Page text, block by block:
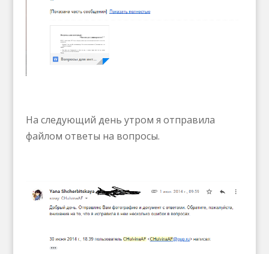
На следующий день утром я отправила
файлом ответы на вопросы.